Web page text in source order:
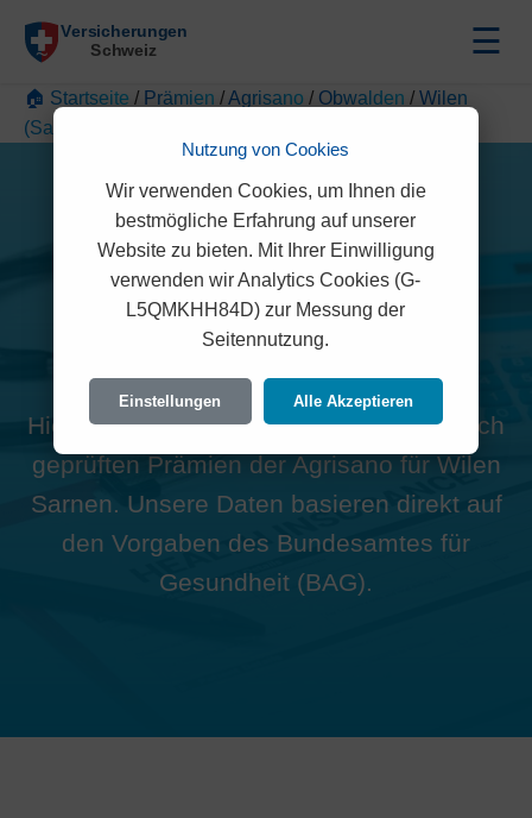
☰
🏠 Startseite / Prämien /Agrisano / Obwalden / Wilen
(Sarnen)
Alle Agrisano Prämien in
Wilen Sarnen (6062)
Hier finden Sie die offiziellen und rechtlich
geprüften Prämien der Agrisano für Wilen
Sarnen. Unsere Daten basieren direkt auf
den Vorgaben des Bundesamtes für
Gesundheit (BAG).
Nutzung von Cookies
Wir verwenden Cookies, um Ihnen die
bestmögliche Erfahrung auf unserer
Website zu bieten. Mit Ihrer Einwilligung
verwenden wir Analytics Cookies (G-
L5QMKHH84D) zur Messung der
Seitennutzung.
Einstellungen Alle Akzeptieren